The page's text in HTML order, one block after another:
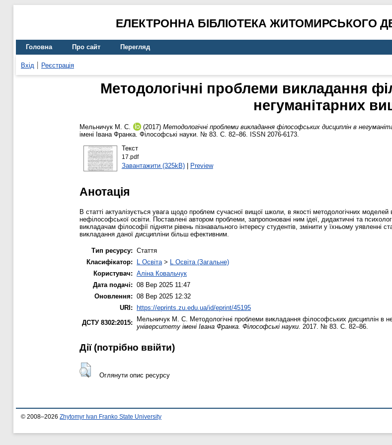
ЕЛЕКТРОННА БІБЛІОТЕКА ЖИТОМИРСЬКОГО
Головна Про сайт Перегляд
Вхід Реєстрація
Методологічні проблеми викладання
негуманітарних
Мельничук М. С. (2017) Методологічні проблеми викладання філософських дисциплін в
імені Івана Франка. Філософські науки. № 83. С. 82–86. ISSN 2076-6173.
Текст
17.pdf
Завантажити (325kB)| Preview
Анотація
В статті актуалізується увага щодо проблем сучасної вищої школи, в якості методологічних
нефілософської освіти. Поставлені автором проблеми, запропоновані ним ідеї, дидактичні та
викладачам філософії підняти рівень пізнавального інтересу студентів, змінити у їхньому уявленні
викладання даної дисципліни більш ефективним.
Тип ресурсу: Стаття
Класифікатор:
L Освіта > L Освіта (Загальне)
Користувач: Аліна Ковальчук
Дата подачі: 08 Вер 2025 11:47
Оновлення: 08 Вер 2025 12:32
URI: https://eprints.zu.edu.ua/id/eprint/45195
ДСТУ 8302:2015:
Мельничук М. С. Методологічні проблеми викладання філософських дисциплін в
університету імені Івана Франка. Філософські науки . 2017. № 83. С. 82–86.
Дії ​​(потрібно ввійти)
Оглянути опис ресурсу
© 2008–2026 Zhytomyr Ivan Franko State University